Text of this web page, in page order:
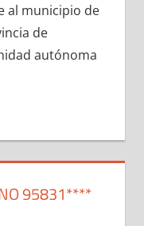
al municipio dе
dе
autónoma
95831****